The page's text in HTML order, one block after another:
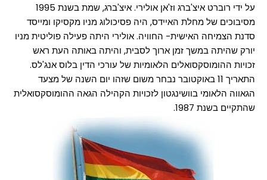
על ידי רוברט איצ'ברג וז'אן אולירי. איצ'ברג, שמת בשנת 1995
מסיבוכים של מחלת האיידס, היה פסיכולוג מניו מקסיקו ומייסד
סדנת הצמיחה האישית- החוויה. אולירי היתה פעילה פוליטית מניו
יורק שהיתה במשך זמן ארוך לסבית, והיתה באותה העת ראש
זכויות ההומוסקסואלים הלאומיות של עורכי הדין בלוס אנג'לס.
התאריך 11 באוקטובר נבחר משום שזהו יום השנה של מצעד
הגאווה הלאומי בוושינגטון לזכויות הקהילה הגאה ההומוסקסואלית
שהתקיים בשנת 1987.